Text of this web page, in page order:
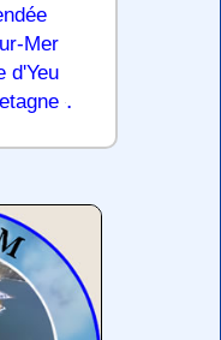
Mer
d'Yeu
.